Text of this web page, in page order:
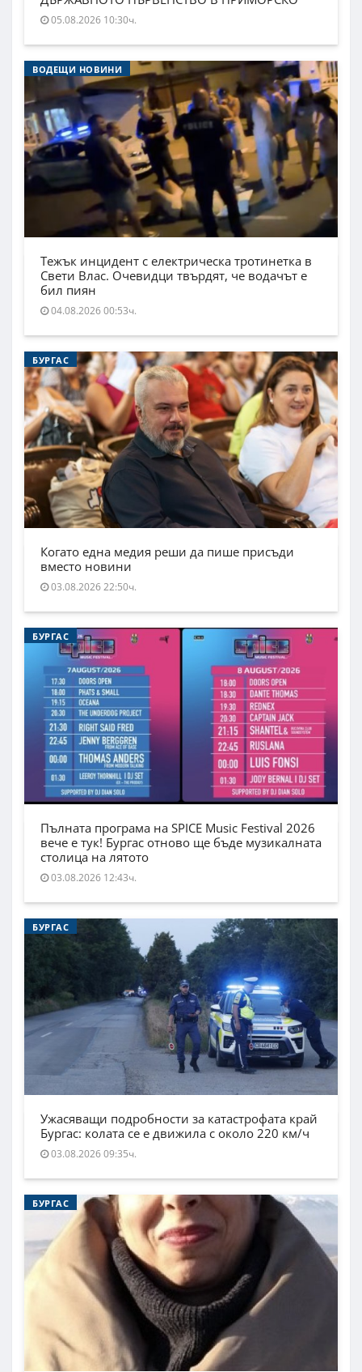
05.08.2026 10:30ч.
ВОДЕЩИ НОВИНИ
Тежък инцидент с електрическа тротинетка в
Свети Влас. Очевидци твърдят, че водачът е
бил пиян
04.08.2026 00:53ч.
БУРГАС
Когато една медия реши да пише присъди
вместо новини
03.08.2026 22:50ч.
БУРГАС
Пълната програма на SPICE Music Festival 2026
вече е тук! Бургас отново ще бъде музикалната
столица на лятото
03.08.2026 12:43ч.
БУРГАС
Ужасяващи подробности за катастрофата край
Бургас: колата се е движила с около 220 км/ч
03.08.2026 09:35ч.
БУРГАС